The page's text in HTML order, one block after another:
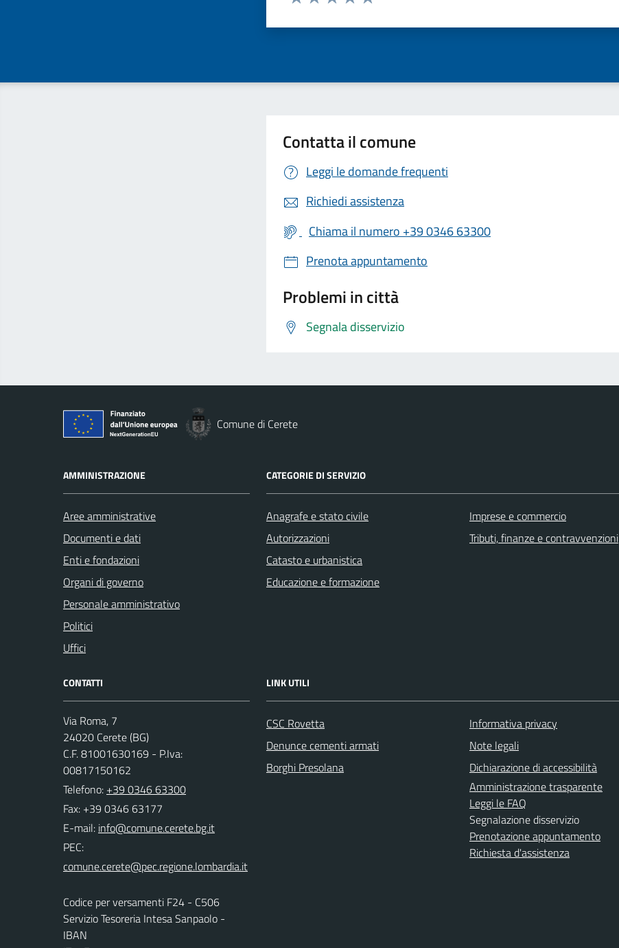
Contatta il comune
Leggi le domande frequenti
Richiedi assistenza
Chiama il numero +39 0346 63300
Prenota appuntamento
Problemi in città
Segnala disservizio
Comune di Cerete
AMMINISTRAZIONE
Aree amministrative
Documenti e dati
Enti e fondazioni
Organi di governo
Personale amministrativo
Politici
Uffici
CATEGORIE DI SERVIZIO
Anagrafe e stato civile
Autorizzazioni
Catasto e urbanistica
Educazione e formazione
Imprese e commercio
Tributi, finanze e contravvenzioni
CONTATTI
Via Roma, 7
24020 Cerete (BG)
C.F. 81001630169 - P.Iva:
00817150162
Telefono: +39 0346 63300
Fax: +39 0346 63177
E-mail:
PEC:
Codice per versamenti F24 - C506
Servizio Tesoreria Intesa Sanpaolo -
IBAN
LINK UTILI
CSC Rovetta
Denunce cementi armati
Borghi Presolana
Informativa privacy
Note legali
Dichiarazione di accessibilità
Amministrazione trasparente
Leggi le FAQ
Segnalazione disservizio
Prenotazione appuntamento
Richiesta d'assistenza